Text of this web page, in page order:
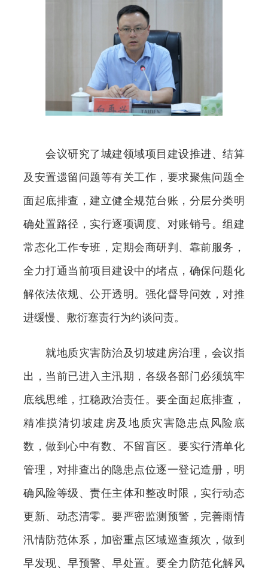
会议研究了城建领域项目建设推进、结算
及安置遗留问题等有关工作，要求聚焦问题全
面起底排查，建立健全规范台账，分层分类明
确处置路径，实行逐项调度、对账销号。组建
常态化工作专班，定期会商研判、靠前服务，
全力打通当前项目建设中的堵点，确保问题化
解依法依规、公开透明。强化督导问效，对推
进缓慢、敷衍塞责行为约谈问责。
就地质灾害防治及切坡建房治理，会议指
出，当前已进入主汛期，各级各部门必须筑牢
底线思维，扛稳政治责任。要全面起底排查，
精准摸清切坡建房及地质灾害隐患点风险底
数，做到心中有数、不留盲区。要实行清单化
管理，对排查出的隐患点位逐一登记造册，明
确风险等级、责任主体和整改时限，实行动态
更新、动态清零。要严密监测预警，完善雨情
汛情防范体系，加密重点区域巡查频次，做到
早发现、早预警、早处置。要全力防范化解风